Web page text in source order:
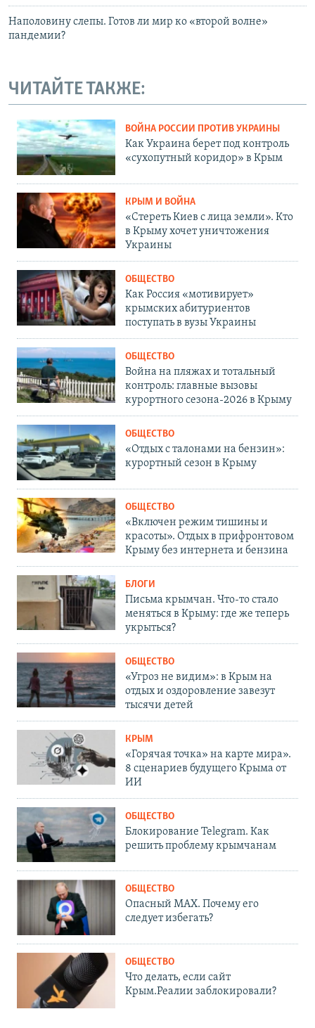
Наполовину слепы. Готов ли мир ко «второй волне»
пандемии?
ЧИТАЙТЕ ТАКЖЕ:
ВОЙНА РОССИИ ПРОТИВ УКРАИНЫ
Как Украина берет под контроль
«сухопутный коридор» в Крым
КРЫМ И ВОЙНА
«Стереть Киев с лица земли». Кто
в Крыму хочет уничтожения
Украины
ОБЩЕСТВО
Как Россия «мотивирует»
крымских абитуриентов
поступать в вузы Украины
ОБЩЕСТВО
Война на пляжах и тотальный
контроль: главные вызовы
курортного сезона-2026 в Крыму
ОБЩЕСТВО
«Отдых с талонами на бензин»:
курортный сезон в Крыму
ОБЩЕСТВО
«Включен режим тишины и
красоты». Отдых в прифронтовом
Крыму без интернета и бензина
БЛОГИ
Письма крымчан. Что-то стало
меняться в Крыму: где же теперь
укрыться?
ОБЩЕСТВО
«Угроз не видим»: в Крым на
отдых и оздоровление завезут
тысячи детей
КРЫМ
«Горячая точка» на карте мира».
8 сценариев будущего Крыма от
ИИ
ОБЩЕСТВО
Блокирование Telegram. Как
решить проблему крымчанам
ОБЩЕСТВО
Опасный MAX. Почему его
следует избегать?
ОБЩЕСТВО
Что делать, если сайт
Крым.Реалии заблокировали?